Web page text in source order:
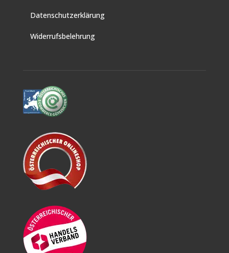
Datenschutzerklärung
Widerrufsbelehrung